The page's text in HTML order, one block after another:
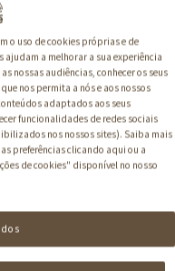
de
curto
o uso de cookies próprias e de
ajudam a melhorar a sua experiência
nossas audiências, conhecer os seus
nos permita a nós e aos nossos
adaptados aos seus
funcionalidades de redes sociais
nos nossos sites). Saiba mais
preferências clicando aqui ou a
de cookies" disponível no nosso